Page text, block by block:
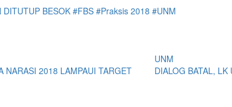
DITUTUP BESOK #FBS #Praksis 2018 #UNM
NARASI 2018 LAMPAUI TARGET
UNM
DIALOG BATAL, LK